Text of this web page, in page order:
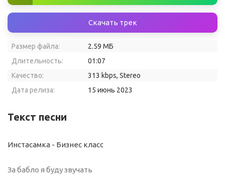
Скачать трек
Размер файла:
2.59 МБ
Длительность:
01:07
Качество:
313 kbps, Stereo
Дата релиза:
15 июнь 2023
Текст песни
Инстасамка - Бизнес класс
За бабло я буду звучать